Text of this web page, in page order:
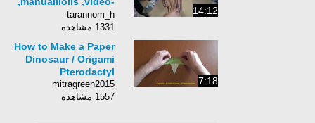
14:12
tarannom_h
1331 مشاهده
7:18
How to Make a Paper
Dinosaur / Origami
Pterodactyl
mitragreen2015
1557 مشاهده